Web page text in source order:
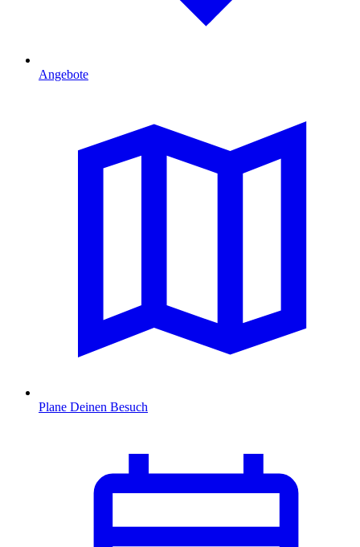
Angebote
Plane Deinen Besuch